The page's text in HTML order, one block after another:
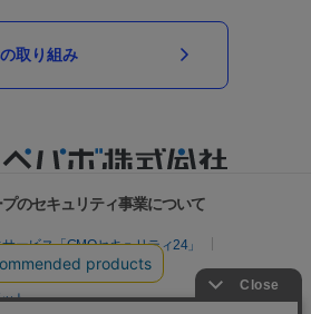
取り組み
のセキュリティ事業について
ービス「GMOセキュリティ24」
トリスク診断
ト